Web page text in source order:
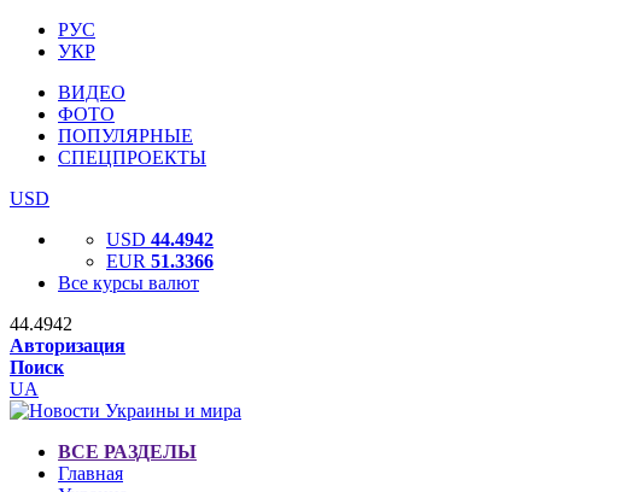
РУС
УКР
ВИДЕО
ФОТО
ПОПУЛЯРНЫЕ
СПЕЦПРОЕКТЫ
USD
USD 44.4942
EUR 51.3366
Все курсы валют
44.4942
Авторизация
Поиск
UA
ВСЕ РАЗДЕЛЫ
Главная